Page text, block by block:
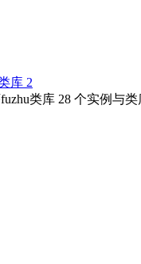
库 2
类库 28 个实例与